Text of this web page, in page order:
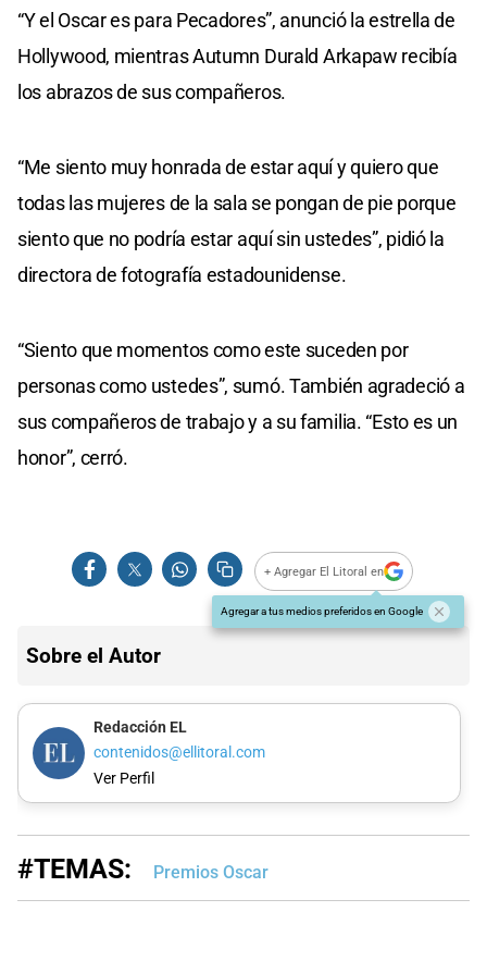
“Y el Oscar es para Pecadores”, anunció la estrella de
Hollywood, mientras Autumn Durald Arkapaw recibía
los abrazos de sus compañeros.
“Me siento muy honrada de estar aquí y quiero que
todas las mujeres de la sala se pongan de pie porque
siento que no podría estar aquí sin ustedes”, pidió la
directora de fotografía estadounidense.
“Siento que momentos como este suceden por
personas como ustedes”, sumó. También agradeció a
sus compañeros de trabajo y a su familia. “Esto es un
honor”, cerró.
+ Agregar El Litoral en
Agregar a tus medios preferidos en Google
Sobre el Autor
Redacción EL
contenidos@ellitoral.com
Ver Perfil
#TEMAS: Premios Oscar